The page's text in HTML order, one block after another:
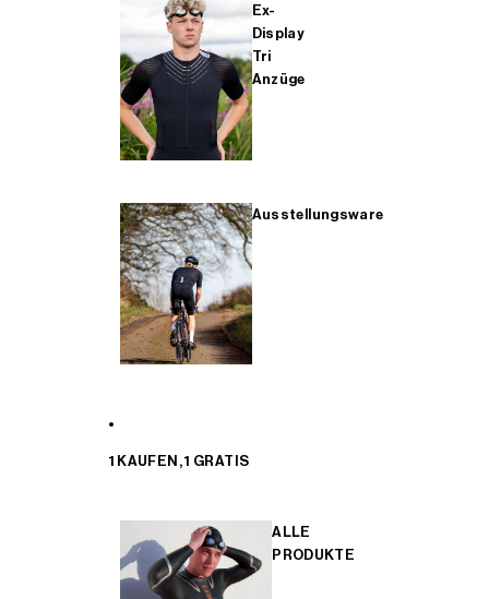
Ex-
Display
Tri
Anzüge
Ausstellungsware
1 KAUFEN, 1 GRATIS
ALLE
PRODUKTE